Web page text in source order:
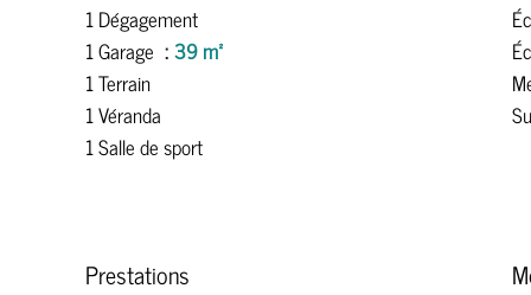
1 Dégagement
1 Garage
39 m²
1 Terrain
1 Véranda
1 Salle de sport
Prestations